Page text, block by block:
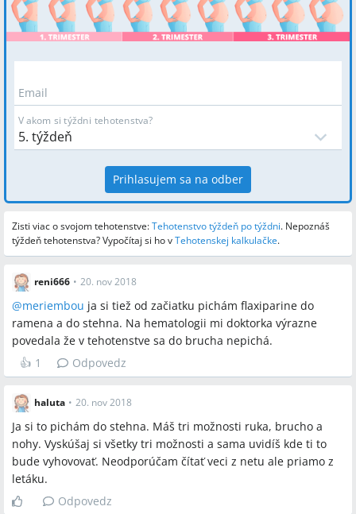
Email
V akom si týždni tehotenstva?
Prihlasujem sa na odber
Zisti viac o svojom tehotenstve:Tehotenstvo týždeň po týždni. Nepoznáš
týždeň tehotenstva? Vypočítaj si ho vTehotenskej kalkulačke.
reni666 • 20. nov 2018
@meriembou ja si tiež od začiatku pichám flaxiparine do
ramena a do stehna. Na hematologii mi doktorka výrazne
povedala že v tehotenstve sa do brucha nepichá.
👍 1 Odpovedz
haluta • 20. nov 2018
Ja si to pichám do stehna. Máš tri možnosti ruka, brucho a
nohy. Vyskúšaj si všetky tri možnosti a sama uvidíš kde ti to
bude vyhovovať. Neodporúčam čítať veci z netu ale priamo z
letáku.
Odpovedz